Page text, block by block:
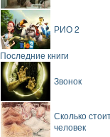
РИО 2
Последние книги
Звонок
Сколько
человек